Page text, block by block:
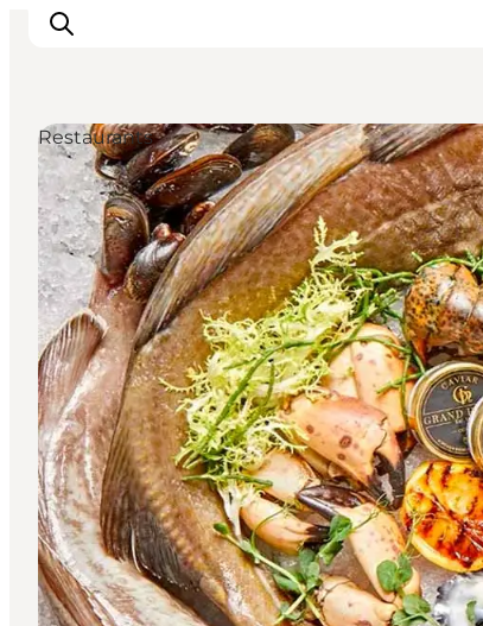
Odense erleben
Veranstaltungen
Reiseplanung
Inspiration
Restaurants